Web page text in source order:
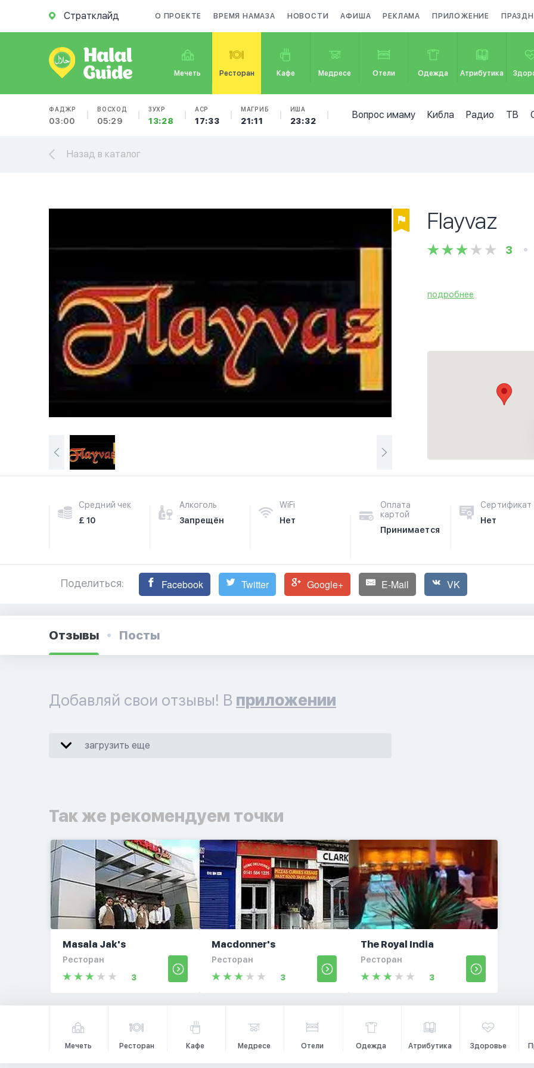
Стратклайд О ПРОЕКТЕ ВРЕМЯ НАМАЗА НОВОСТИ АФИША РЕКЛАМА ПРИЛОЖЕНИЕ
Мечеть Ресторан Кафе Медресе Отели Одежда Атрибутика
ФАДЖР
03:00
ВОСХОД
05:29
ЗУХР
13:28
АСР
17:33
МАГРИБ
21:11
ИША
23:32
Вопрос имаму Кибла Радио ТВ
Назад в каталог
Flayvaz
3
подробнее
Средний чек
£ 10
Алкоголь
Запрещён
WiFi
Нет
Оплата
картой
Принимается
Сертификат
Нет
Поделиться: Facebook Twitter Google+ E-Mail VK
Отзывы Посты
Добавляй свои отзывы! В приложении
загрузить еще
Так же рекомендуем точки
Masala Jak's
Ресторан
3
Macdonner's
Ресторан
3
The Royal India
Ресторан
3
Мечеть Ресторан Кафе Медресе Отели Одежда Атрибутика Здоровье